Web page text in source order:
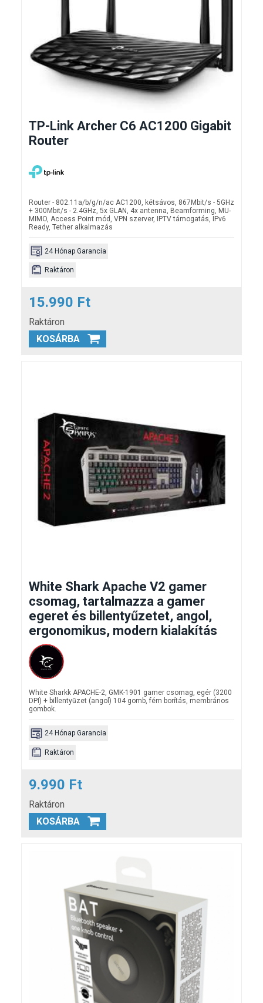
TP-Link Archer C6 AC1200 Gigabit
Router
Router - 802.11a/b/g/n/ac AC1200, kétsávos, 867Mbit/s - 5GHz
+ 300Mbit/s - 2.4GHz, 5x GLAN, 4x antenna, Beamforming, MU-
MIMO, Access Point mód, VPN szerver, IPTV támogatás, IPv6
Ready, Tether alkalmazás
24 Hónap Garancia
Raktáron
15.990 Ft
Raktáron
KOSÁRBA
White Shark Apache V2 gamer
csomag, tartalmazza a gamer
egeret és billentyűzetet, angol,
ergonomikus, modern kialakítás
White Sharkk APACHE-2, GMK-1901 gamer csomag, egér (3200
DPI) + billentyűzet (angol) 104 gomb, fém borítás, membrános
gombok.
24 Hónap Garancia
Raktáron
9.990 Ft
Raktáron
KOSÁRBA